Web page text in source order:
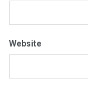
Website